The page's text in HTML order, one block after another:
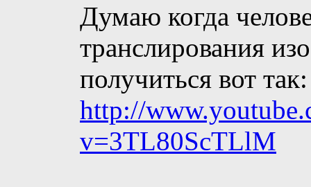
Думаю когда
транслирования
получиться вот так:
http://
v=3TL80ScTLlM